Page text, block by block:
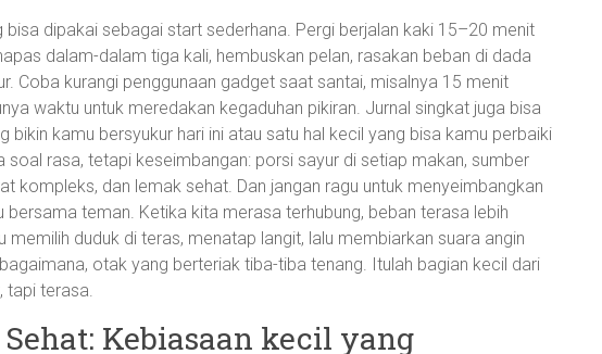
bisa dipakai sebagai start sederhana. Pergi berjalan kaki 15–20 menit
dalam-dalam tiga kali, hembuskan pelan, rasakan beban di dada
Coba kurangi penggunaan gadget saat santai, misalnya 15 menit
waktu untuk meredakan kegaduhan pikiran. Jurnal singkat juga bisa
bikin kamu bersyukur hari ini atau satu hal kecil yang bisa kamu perbaiki
soal rasa, tetapi keseimbangan: porsi sayur di setiap makan, sumber
kompleks, dan lemak sehat. Dan jangan ragu untuk menyeimbangkan
bersama teman. Ketika kita merasa terhubung, beban terasa lebih
memilih duduk di teras, menatap langit, lalu membiarkan suara angin
otak yang berteriak tiba-tiba tenang. Itulah bagian kecil dari
tapi terasa.
Kebiasaan kecil yang